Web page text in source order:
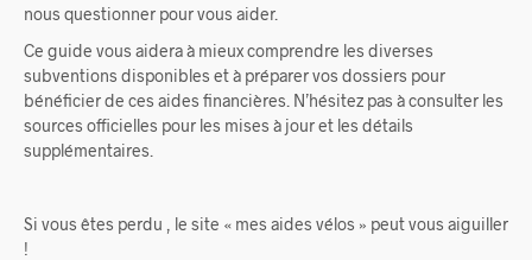
nous questionner pour vous aider.
Ce guide vous aidera à mieux comprendre les diverses
subventions disponibles et à préparer vos dossiers pour
bénéficier de ces aides financières. N’hésitez pas à consulter les
sources officielles pour les mises à jour et les détails
supplémentaires.
Si vous êtes perdu , le site « mes aides vélos » peut vous aiguiller
!